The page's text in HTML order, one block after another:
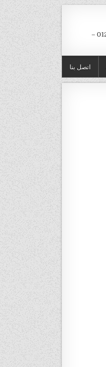
01211116954 – 01211116956 – 01221696797 –
اتصل بنا